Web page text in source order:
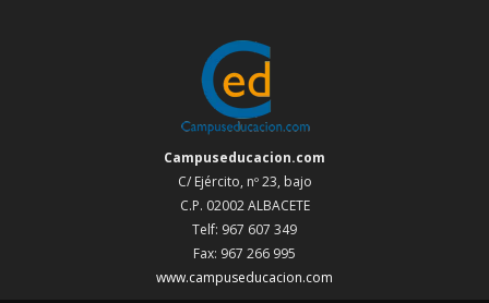
Campuseducacion.com
C/ Ejército, nº 23, bajo
C.P. 02002 ALBACETE
Telf: 967 607 349
Fax: 967 266 995
www.campuseducacion.com